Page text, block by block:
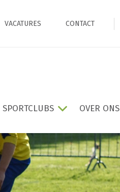
VACATURES CONTACT
OVER ONS